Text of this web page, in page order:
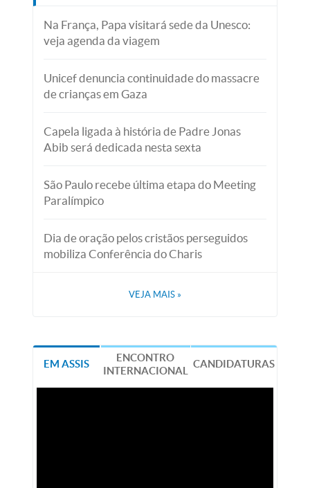
Na França, Papa visitará sede da Unesco:
veja agenda da viagem
Unicef denuncia continuidade do massacre
de crianças em Gaza
Capela ligada à história de Padre Jonas
Abib será dedicada nesta sexta
São Paulo recebe última etapa do Meeting
Paralímpico
Dia de oração pelos cristãos perseguidos
mobiliza Conferência do Charis
VEJA MAIS »
EM ASSIS
ENCONTRO
INTERNACIONAL
CANDIDATURAS